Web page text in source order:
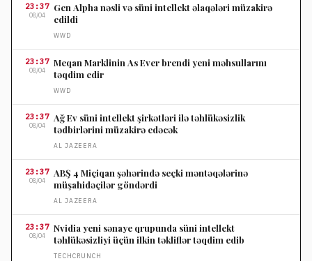
23:37
08/04
Gen Alpha nəsli və süni intellekt əlaqələri müzakirə
edildi
WWD
23:37
08/04
Meqan Marklinin As Ever brendi yeni məhsullarını
təqdim edir
WWD
23:37
08/04
Ağ Ev süni intellekt şirkətləri ilə təhlükəsizlik
tədbirlərini müzakirə edəcək
AL JAZEERA
23:37
08/04
ABŞ 4 Miçiqan şəhərində seçki məntəqələrinə
müşahidəçilər göndərdi
AL JAZEERA
23:37
08/04
Nvidia yeni sənaye qrupunda süni intellekt
təhlükəsizliyi üçün ilkin təkliflər təqdim edib
TECHCRUNCH